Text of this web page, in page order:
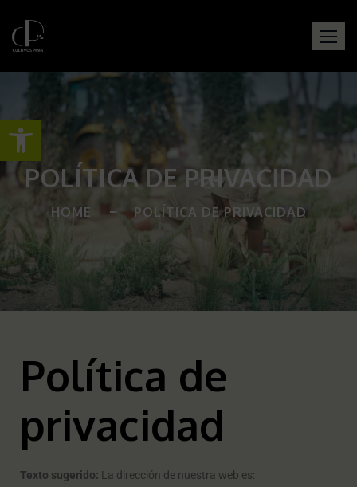
Abrir barra de herramientas
POLÍTICA DE PRIVACIDAD
HOME POLÍTICA DE PRIVACIDAD
Política de
privacidad
Texto sugerido: La dirección de nuestra web es: